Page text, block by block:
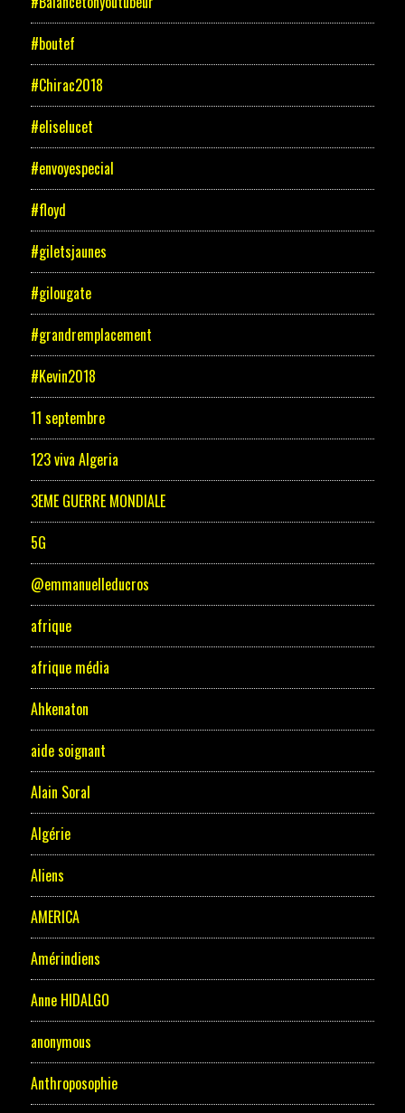
#boutef
#Chirac2018
#eliselucet
#envoyespecial
#floyd
#giletsjaunes
#gilougate
#grandremplacement
#Kevin2018
11 septembre
123 viva Algeria
3EME GUERRE MONDIALE
5G
@emmanuelleducros
afrique
afrique média
Ahkenaton
aide soignant
Alain Soral
Algérie
Aliens
AMERICA
Amérindiens
Anne HIDALGO
anonymous
Anthroposophie